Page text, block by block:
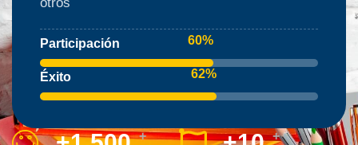
Participación
Éxito
+ +